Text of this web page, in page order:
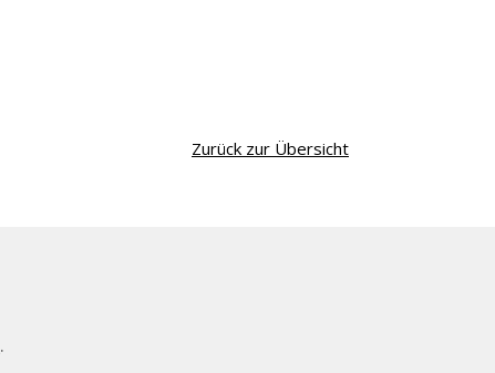
Zurück zur Übersicht
.